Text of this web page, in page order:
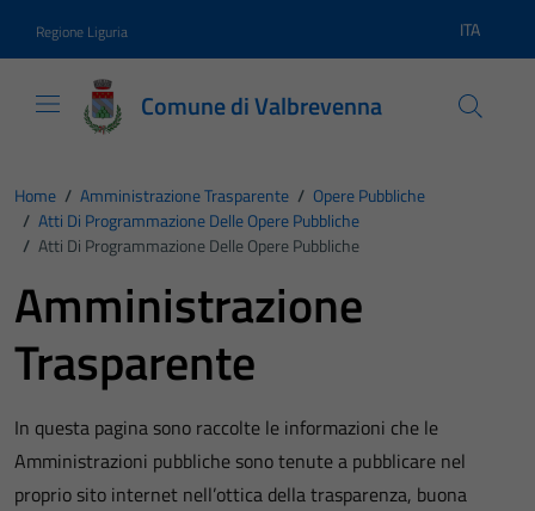
Regione Liguria Lingua
ITA
Comune di Valbrevenna
Home / Amministrazione Trasparente / Opere Pubbliche
/ Atti Di Programmazione Delle Opere Pubbliche
/ Atti Di Programmazione Delle Opere Pubbliche
Amministrazione
Trasparente
In questa pagina sono raccolte le informazioni che le
Amministrazioni pubbliche sono tenute a pubblicare nel
proprio sito internet nell’ottica della trasparenza, buona